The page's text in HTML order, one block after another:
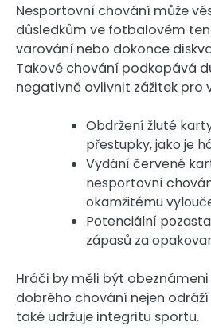
Nesportovní chování může
důsledkům ve fotbalovém
varování nebo dokonce
Takové chování podkopává
negativně ovlivnit zážitek pro
Obdržení žluté
přestupky, jako je
Vydání červené
nesportovní
okamžitému
Potenciální
zápasů za
Hráči by měli být
dobrého chování nejen
také udržuje integritu sportu.